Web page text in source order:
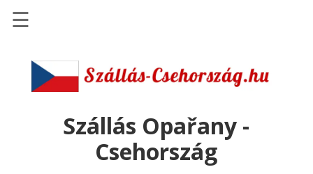
Szállások
Szállásinfo.eu
pénzvisszatérítéssel
☰
Szállás Opařany -
Csehország